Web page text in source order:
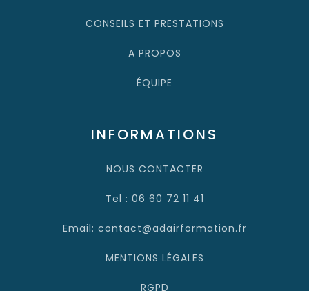
CONSEILS ET PRESTATIONS
A PROPOS
ÉQUIPE
INFORMATIONS
NOUS CONTACTER
Tel : 06 60 72 11 41
Email: contact@adairformation.fr
MENTIONS LÉGALES
RGPD